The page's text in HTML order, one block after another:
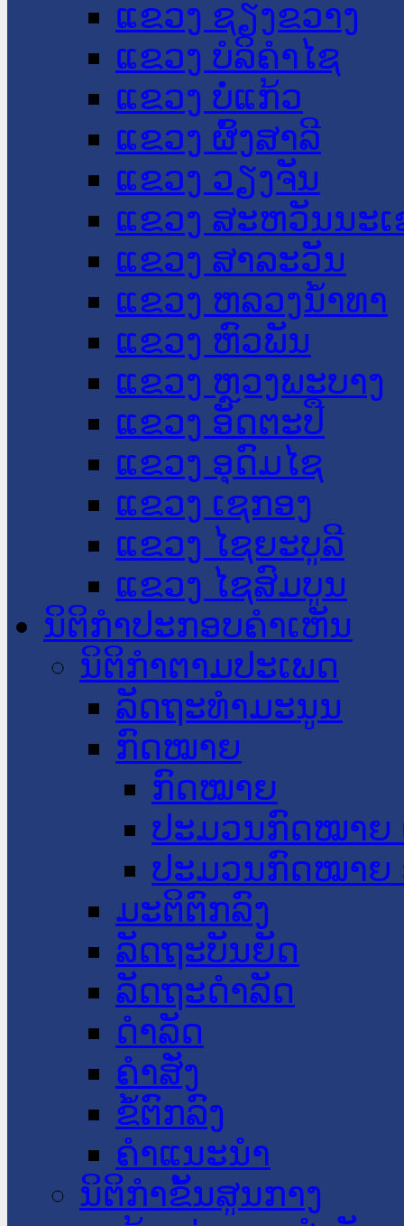
ແຂວງ ຊຽງຂວາງ
ແຂວງ ບໍລິຄໍາໄຊ
ແຂວງ ບໍ່ແກ້ວ
ແຂວງ ຜົ້ງສາລີ
ແຂວງ ວຽງຈັນ
ແຂວງ ສະຫວັນນະ
ແຂວງ ສາລະວັນ
ແຂວງ ຫລວງນໍ້າທາ
ແຂວງ ຫົວພັນ
ແຂວງ ຫຼວງພະບາງ
ແຂວງ ອັດຕະປື
ແຂວງ ອຸດົມໄຊ
ແຂວງ ເຊກອງ
ແຂວງ ໄຊຍະບູລີ
ແຂວງ ໄຊສົມບູນ
ນິຕິກໍາປະກອບຄໍາເຫັນ
ນິຕິກໍາຕາມປະເພດ
ລັດຖະທໍາມະນູນ
ກົດໝາຍ
ກົດໝາຍ
ປະມວນກົດໝາຍ
ປະມວນກົດໝາຍ
ມະຕິຕົກລົງ
ລັດຖະບັນຍັດ
ລັດຖະດໍາລັດ
ດໍາລັດ
ຄໍາສັ່ງ
ຂໍ້ຕົກລົງ
ຄໍາແນະນໍາ
ນິຕິກຳຂັ້ນສູນກາງ